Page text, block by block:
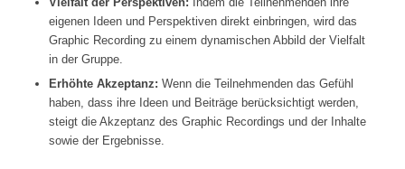
eigenen Ideen und Perspektiven direkt einbringen, wird das
Graphic Recording zu einem dynamischen Abbild der Vielfalt
in der Gruppe.
Erhöhte Akzeptanz: Wenn die Teilnehmenden das Gefühl
haben, dass ihre Ideen und Beiträge berücksichtigt werden,
steigt die Akzeptanz des Graphic Recordings und der Inhalte
sowie der Ergebnisse.